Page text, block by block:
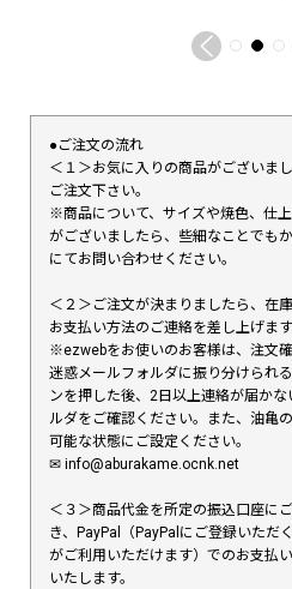
●ご注文の流れ
＜１＞お気に入りの商品がございま
ご注文下さい。
※商品について、サイズや焼色、仕
がございましたら、些細なことでも
にてお問い合わせください。
＜２＞ご注文が決まりましたら、在
お支払い方法のご連絡を差し上げます
※ezwebをお使いのお客様は、注文
迷惑メールフォルダに振り分けられ
ンを押した後、2日以上連絡が届か
ルダをご確認ください。また、油亀
可能な状態にご設定ください。
✉︎ info@aburakame.ocnk.net
＜３＞商品代金を所定の振込口座に
き、PayPal（PayPalにご登録いただ
がご利用いただけます）でのお支払
いたします。